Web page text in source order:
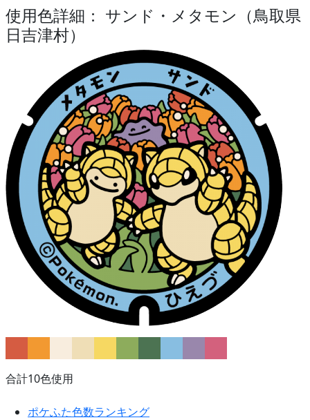
使用色詳細： サンド・メタモン（鳥取県
日吉津村）
合計10色使用
ポケふた色数ランキング